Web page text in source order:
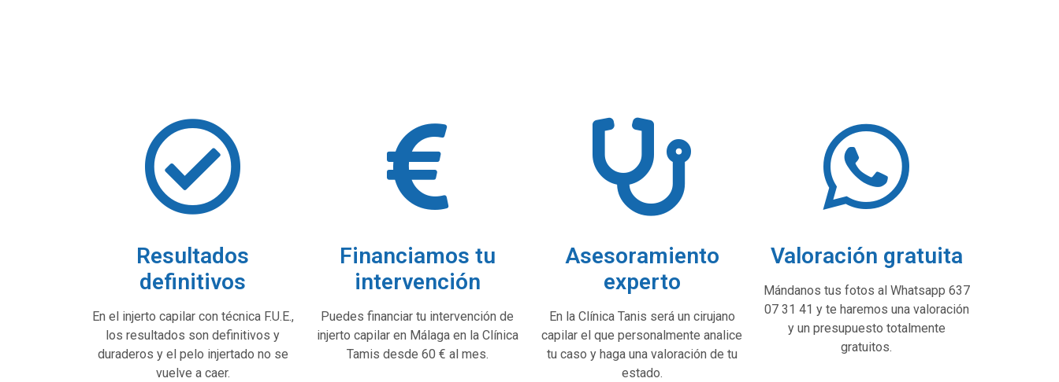
Resultados
definitivos
En el injerto capilar con técnica F.U.E.,
los resultados son definitivos y
duraderos y el pelo injertado no se
vuelve a caer.
Financiamos tu
intervención
Puedes financiar tu intervención de
injerto capilar en Málaga en la Clínica
Tamis desde 60 € al mes.
Asesoramiento
experto
En la Clínica Tanis será un cirujano
capilar el que personalmente analice
tu caso y haga una valoración de tu
estado.
Valoración gratuita
Mándanos tus fotos al Whatsapp 637
07 31 41 y te haremos una valoración
y un presupuesto totalmente
gratuitos.